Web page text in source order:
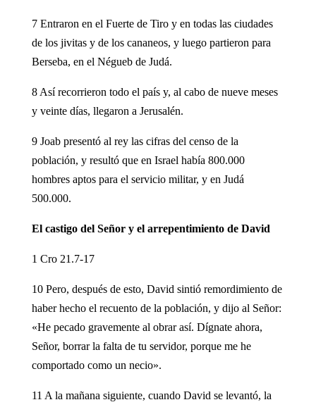
7 Entraron en el Fuerte de Tiro y en todas las ciudades
de los jivitas y de los cananeos, y luego partieron para
Berseba, en el Négueb de Judá.
8 Así recorrieron todo el país y, al cabo de nueve meses
y veinte días, llegaron a Jerusalén.
9 Joab presentó al rey las cifras del censo de la
población, y resultó que en Israel había 800.000
hombres aptos para el servicio militar, y en Judá
500.000.
El castigo del Señor y el arrepentimiento de David
1 Cro 21.7-17
10 Pero, después de esto, David sintió remordimiento de
haber hecho el recuento de la población, y dijo al Señor:
«He pecado gravemente al obrar así. Dígnate ahora,
Señor, borrar la falta de tu servidor, porque me he
comportado como un necio».
11 A la mañana siguiente, cuando David se levantó, la